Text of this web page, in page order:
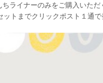
ちライナーのみをご購入いただ
ットまでクリックポスト１通で